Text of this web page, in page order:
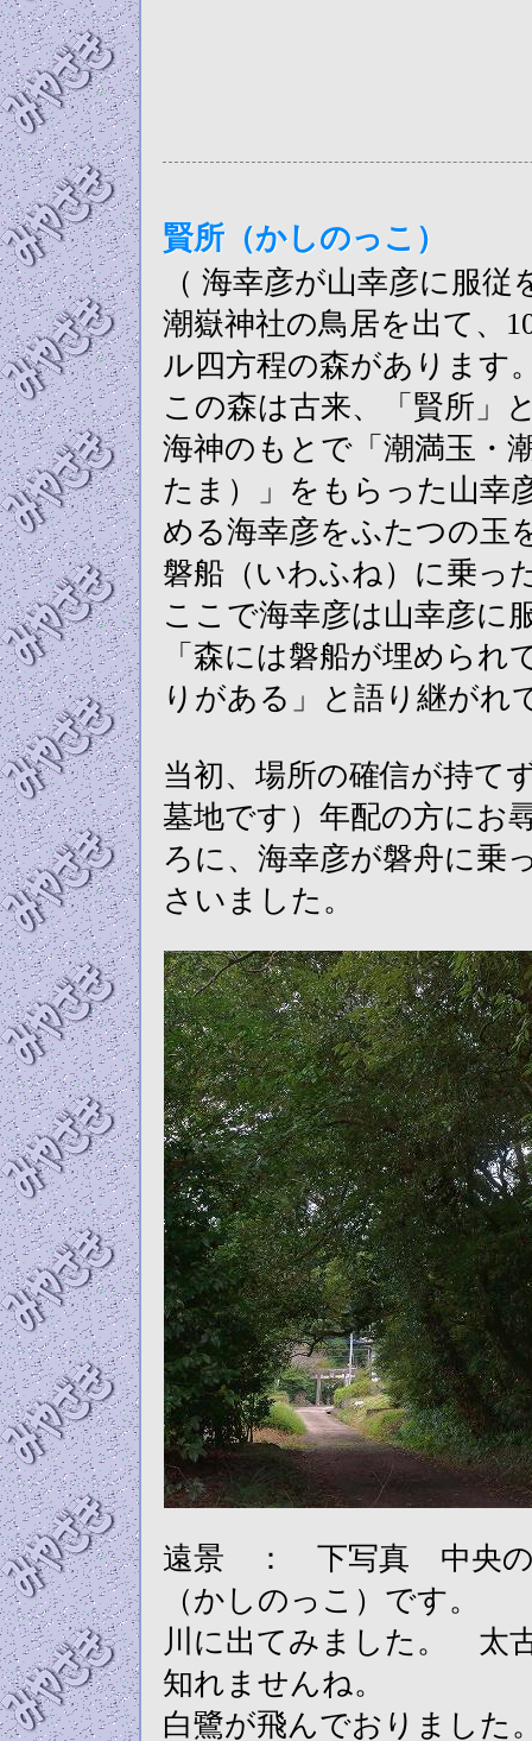
賢所（かしのっこ）
（ 海幸彦が山幸彦に服
潮嶽神社の鳥居を出て、
ル四方程の森があります
この森は古来、「賢所」
海神のもとで「潮満玉・
たま）」をもらった山幸
める海幸彦をふたつの玉
磐船（いわふね）に乗っ
ここで海幸彦は山幸彦に
「森には磐船が埋めら
りがある」と語り継がれ
当初、場所の確信が持て
墓地です）年配の方にお
ろに、海幸彦が磐舟に乗
さいました。
遠景 ： 下写真 中央の
（かしのっこ）です。
川に出てみました。 太
知れませんね。
白鷺が飛んでおりまし